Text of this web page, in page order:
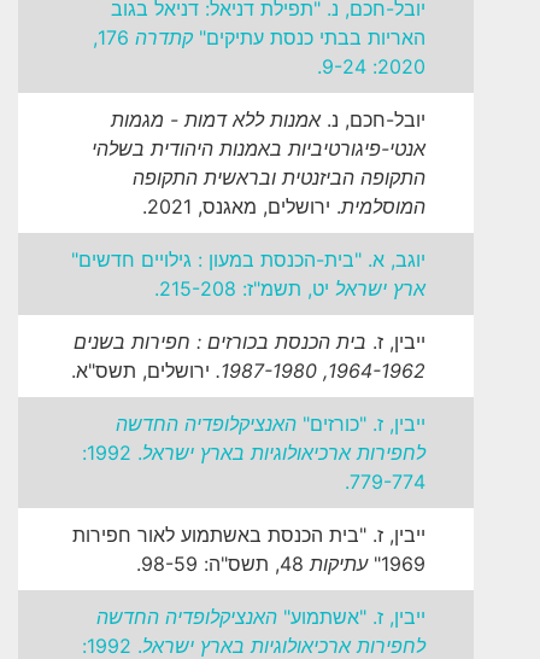
יובל-חכם, נ. "תפילת דניאל: דניאל בגוב
האריות בבתי כנסת עתיקים" קתדרה
176,
2020: 9-24.
יובל-חכם, נ.אמנות ללא דמות - מגמות
אנטי-פיגורטיביות באמנות היהודית בשלהי
התקופה הביזנטית ובראשית התקופה
המוסלמית. ירושלים, מאגנס, 2021.
יוגב, א. "בית-הכנסת במעון : גילויים חדשים"
ארץ ישראל יט, תשמ"ז: 215-208.
ייבין, ז. בית הכנסת בכורזים : חפירות בשנים
1964-1962, 1987-1980.
ירושלים, תשס"א.
ייבין, ז. "כורזים" האנציקלופדיה החדשה
לחפירות ארכיאולוגיות בארץ ישראל
. 1992:
779-774.
ייבין, ז. "בית הכנסת באשתמוע לאור חפירות
1969" עתיקות48, תשס"ה: 98-59.
ייבין, ז. "אשתמוע" האנציקלופדיה החדשה
לחפירות ארכיאולוגיות בארץ ישראל
. 1992: